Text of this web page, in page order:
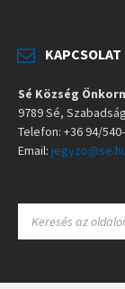
KAPCSOLAT
Sé Község
9789 Sé,
Telefon: +36 94/
Email:
A